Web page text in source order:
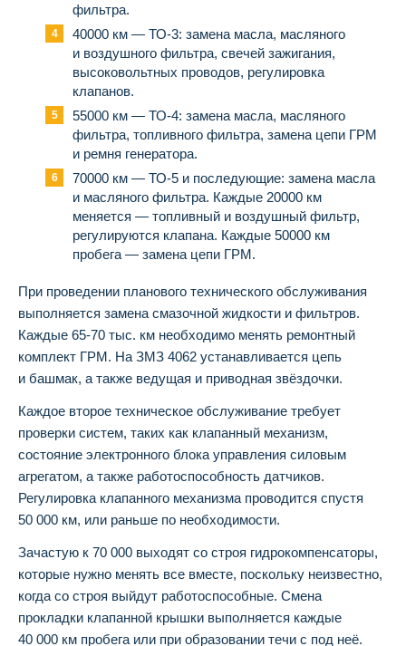
фильтра.
40000 км — ТО-3: замена масла, масляного
и воздушного фильтра, свечей зажигания,
высоковольтных проводов, регулировка
клапанов.
55000 км — ТО-4: замена масла, масляного
фильтра, топливного фильтра, замена цепи ГРМ
и ремня генератора.
70000 км — ТО-5 и последующие: замена масла
и масляного фильтра. Каждые 20000 км
меняется — топливный и воздушный фильтр,
регулируются клапана. Каждые 50000 км
пробега — замена цепи ГРМ.
При проведении планового технического обслуживания
выполняется замена смазочной жидкости и фильтров.
Каждые 65-70 тыс. км необходимо менять ремонтный
комплект ГРМ. На ЗМЗ 4062 устанавливается цепь
и башмак, а также ведущая и приводная звёздочки.
Каждое второе техническое обслуживание требует
проверки систем, таких как клапанный механизм,
состояние электронного блока управления силовым
агрегатом, а также работоспособность датчиков.
Регулировка клапанного механизма проводится спустя
50 000 км, или раньше по необходимости.
Зачастую к 70 000 выходят со строя гидрокомпенсаторы,
которые нужно менять все вместе, поскольку неизвестно,
когда со строя выйдут работоспособные. Смена
прокладки клапанной крышки выполняется каждые
40 000 км пробега или при образовании течи с под неё.